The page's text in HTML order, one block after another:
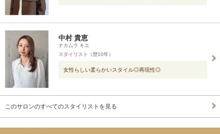
中村 貴恵
ナカムラ キエ
スタイリスト
（歴10年）
女性らしい柔らかいスタイル◎再現性◎
このサロンのすべてのスタイリストを見る